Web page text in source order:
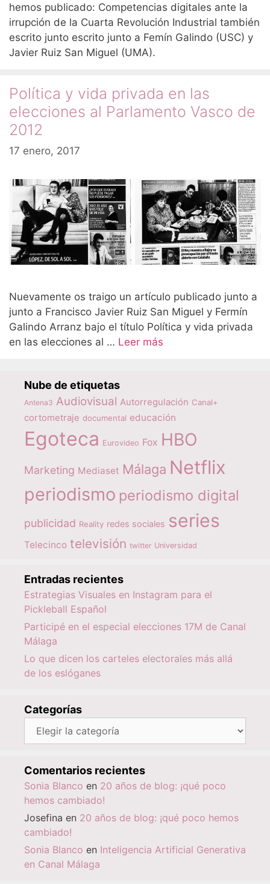
hemos publicado: Competencias digitales ante la
irrupción de la Cuarta Revolución Industrial también
escrito junto escrito junto a Femín Galindo (USC) y
Javier Ruiz San Miguel (UMA).
Política y vida privada en las
elecciones al Parlamento Vasco de
2012
17 enero, 2017
Nuevamente os traigo un artículo publicado junto a
junto a Francisco Javier Ruiz San Miguel y Fermín
Galindo Arranz bajo el título Política y vida privada
en las elecciones al … Leer más
Nube de etiquetas
Antena3 Audiovisual Autorregulación Canal+
cortometraje documental educación
Egoteca Eurovideo Fox HBO
Marketing Mediaset Málaga Netflix
periodismo periodismo digital
publicidad Reality redes sociales series
Telecinco televisión twitter Universidad
Entradas recientes
Estrategias Visuales en Instagram para el
Pickleball Español
Participé en el especial elecciones 17M de Canal
Málaga
Lo que dicen los carteles electorales más allá
de los eslóganes
Categorías
Comentarios recientes
Sonia Blanco en 20 años de blog: ¡qué poco
hemos cambiado!
Josefina en 20 años de blog: ¡qué poco hemos
cambiado!
Sonia Blanco en Inteligencia Artificial Generativa
en Canal Málaga